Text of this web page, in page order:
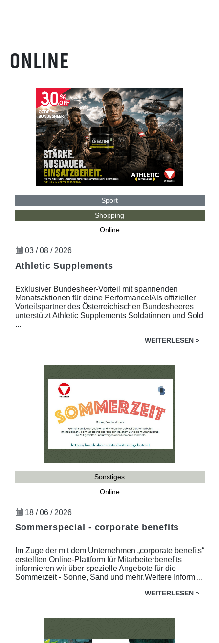
ONLINE
Sport
Shopping
Online
03 / 08 / 2026
Athletic Supplements
Exklusiver Bundesheer-Vorteil mit spannenden
Monatsaktionen für deine Performance!Als offizieller
Vorteilspartner des Österreichischen Bundesheeres
unterstützt Athletic Supplements Soldatinnen und Sold
...
WEITERLESEN »
Sonstiges
Online
18 / 06 / 2026
Sommerspecial - corporate benefits
Im Zuge der mit dem Unternehmen „corporate benefits“
erstellten Online-Plattform für Mitarbeiterbenefits
informieren wir über spezielle Angebote für die
Sommerzeit - Sonne, Sand und mehr.Weitere Inform ...
WEITERLESEN »